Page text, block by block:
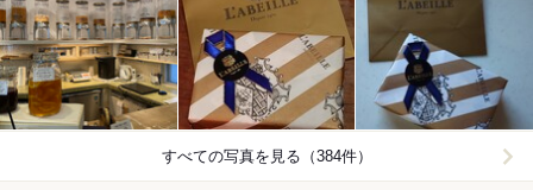
すべての写真を見る（384件）